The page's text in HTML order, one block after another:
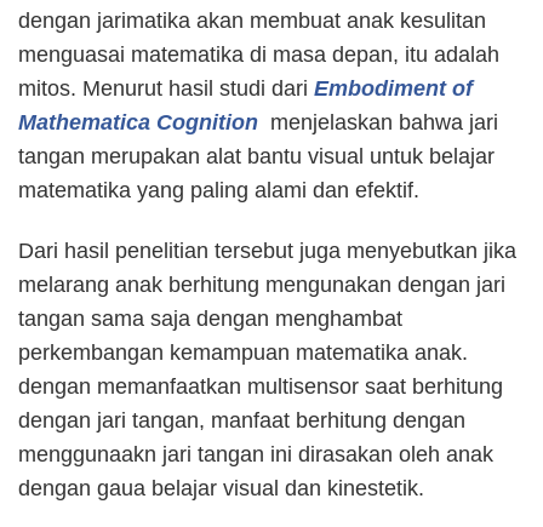
dengan jarimatika akan membuat anak kesulitan
menguasai matematika di masa depan, itu adalah
mitos. Menurut hasil studi dari Embodiment of
Mathematica Cognition menjelaskan bahwa jari
tangan merupakan alat bantu visual untuk belajar
matematika yang paling alami dan efektif.
Dari hasil penelitian tersebut juga menyebutkan jika
melarang anak berhitung mengunakan dengan jari
tangan sama saja dengan menghambat
perkembangan kemampuan matematika anak.
dengan memanfaatkan multisensor saat berhitung
dengan jari tangan, manfaat berhitung dengan
menggunaakn jari tangan ini dirasakan oleh anak
dengan gaua belajar visual dan kinestetik.